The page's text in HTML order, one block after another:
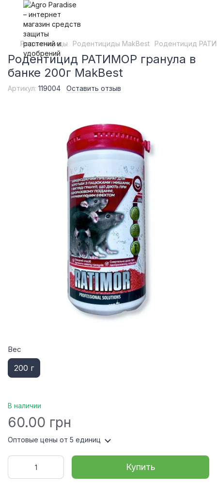
Родентициды Родентициды MakBest Родентицид
Родентицид РАТИМОР гранула в
банке 200г MakBest
Артикул: 119004 Оставить отзыв
Вес
200 г
В наличии
60.00 грн
Оптовые цены от 5 единиц
Купить